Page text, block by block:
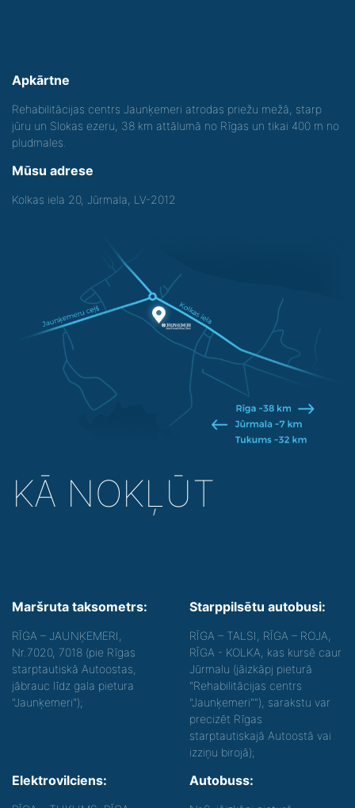
Apkārtne
Rehabilitācijas centrs Jaunķemeri atrodas priežu mežā, starp
jūru un Slokas ezeru, 38 km attālumā no Rīgas un tikai 400 m no
pludmales.
Mūsu adrese
Kolkas iela 20, Jūrmala, LV-2012
KĀ NOKĻŪT
Maršruta taksometrs:
RĪGA – JAUNĶEMERI,
Nr.7020, 7018 (pie Rīgas
starptautiskā Autoostas,
jābrauc līdz gala pietura
"Jaunķemeri");
Starppilsētu autobusi:
RĪGA – TALSI, RĪGA – ROJA,
RĪGA - KOLKA, kas kursē caur
Jūrmalu (jāizkāpj pieturā
"Rehabilitācijas centrs
"Jaunķemeri""), sarakstu var
precizēt Rīgas
starptautiskajā Autoostā vai
izziņu birojā);
Elektrovilciens: Autobuss: